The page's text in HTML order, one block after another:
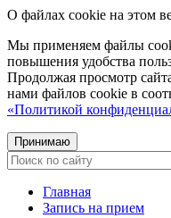
О файлах cookie на этом
Мы применяем файлы
повышения удобства
Продолжая просмотр
нами файлов cookie в
«Политикой
Принимаю
Главная
Запись на прием